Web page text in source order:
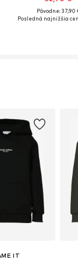
Pôvodne: 37,90
Posledná najnižšia
IT